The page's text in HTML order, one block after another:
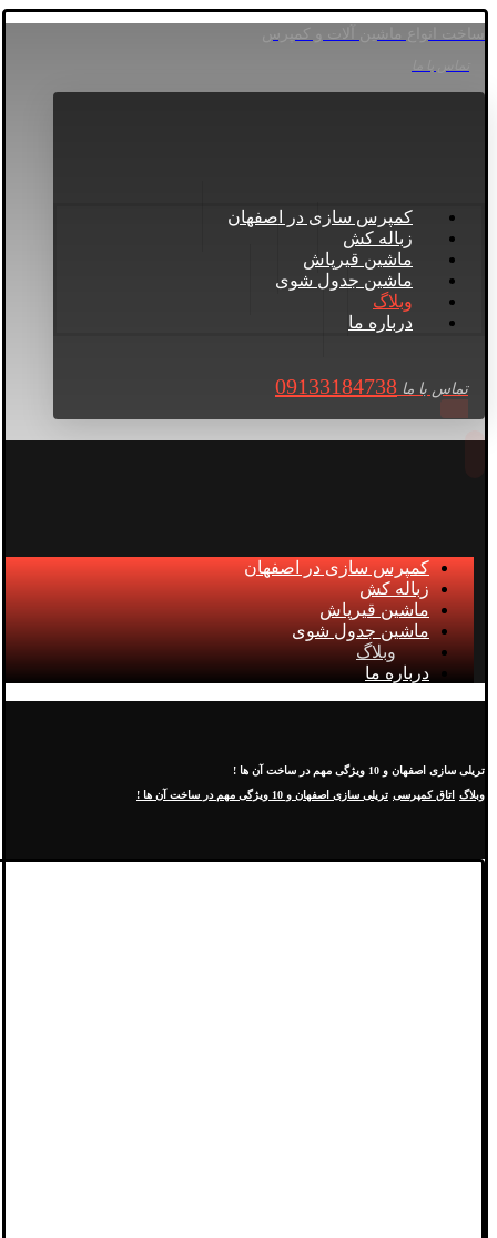
ساخت انواع ماشین آلات و کمپرس
کمپرس سازی در اصفهان
زباله کش
ماشین قیرپاش
ماشین جدول شوی
وبلاگ
درباره ما
تماس با ما 09133184738
کمپرس سازی در اصفهان
زباله کش
ماشین قیرپاش
ماشین جدول شوی
وبلاگ
درباره ما
تریلی سازی اصفهان و 10 ویژگی مهم در ساخت آن ها !
وبلاگ اتاق کمپرسی تریلی سازی اصفهان و 10 ویژگی مهم در ساخت آن ها !